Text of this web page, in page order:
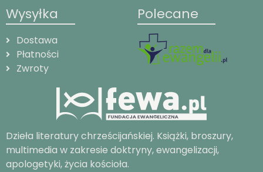
Wysyłka
Dostawa
Płatności
Zwroty
Polecane
Dzieła literatury chrześcijańskiej. Książki, broszury,
multimedia w zakresie doktryny, ewangelizacji,
apologetyki, życia kościoła.